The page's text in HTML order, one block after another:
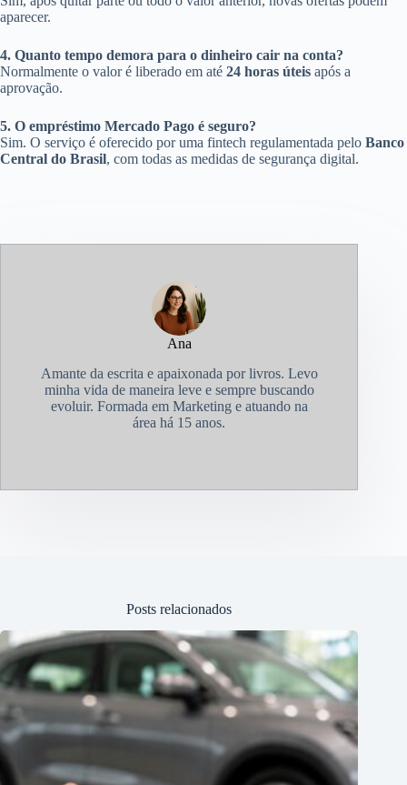
aparecer.
4. Quanto tempo demora para o dinheiro cair na conta?
Normalmente o valor é liberado em até 24 horas úteis após a
aprovação.
5. O empréstimo Mercado Pago é seguro?
Sim. O serviço é oferecido por uma fintech regulamentada pelo Banco
Central do Brasil, com todas as medidas de segurança digital.
Ana
Amante da escrita e apaixonada por livros. Levo
minha vida de maneira leve e sempre buscando
evoluir. Formada em Marketing e atuando na
área há 15 anos.
Posts relacionados